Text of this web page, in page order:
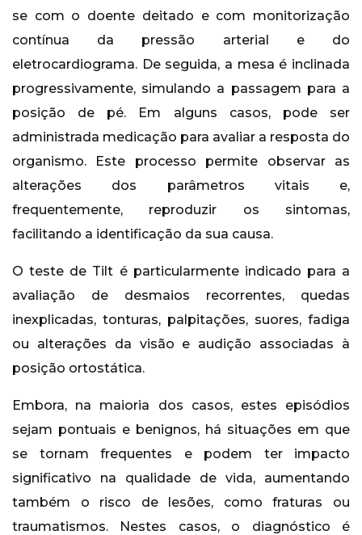
se com o doente deitado e com monitorização
contínua da pressão arterial e do
eletrocardiograma. De seguida, a mesa é inclinada
progressivamente, simulando a passagem para a
posição de pé. Em alguns casos, pode ser
administrada medicação para avaliar a resposta do
organismo. Este processo permite observar as
alterações dos parâmetros vitais e,
frequentemente, reproduzir os sintomas,
facilitando a identificação da sua causa.
O teste de Tilt é particularmente indicado para a
avaliação de desmaios recorrentes, quedas
inexplicadas, tonturas, palpitações, suores, fadiga
ou alterações da visão e audição associadas à
posição ortostática.
Embora, na maioria dos casos, estes episódios
sejam pontuais e benignos, há situações em que
se tornam frequentes e podem ter impacto
significativo na qualidade de vida, aumentando
também o risco de lesões, como fraturas ou
traumatismos. Nestes casos, o diagnóstico é